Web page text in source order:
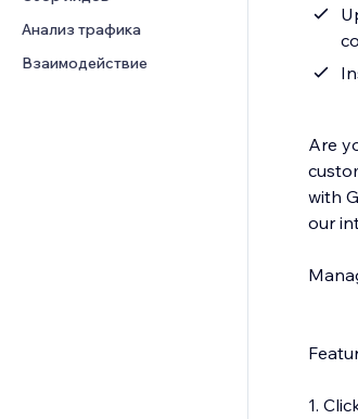
Анализ трафика
Взаимодействие
Are
with
our
1.